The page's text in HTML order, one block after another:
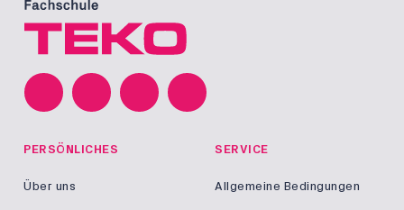
PERSÖNLICHES
Über uns
SERVICE
Allgemeine Bedingungen